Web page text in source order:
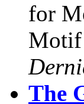
for
Motif
The